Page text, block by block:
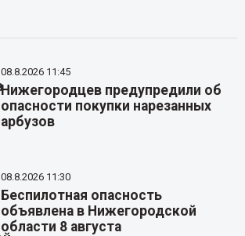
08.8.2026 11:45
Нижегородцев предупредили об
опасности покупки нарезанных
арбузов
08.8.2026 11:30
Беспилотная опасность
объявлена в Нижегородской
области 8 августа